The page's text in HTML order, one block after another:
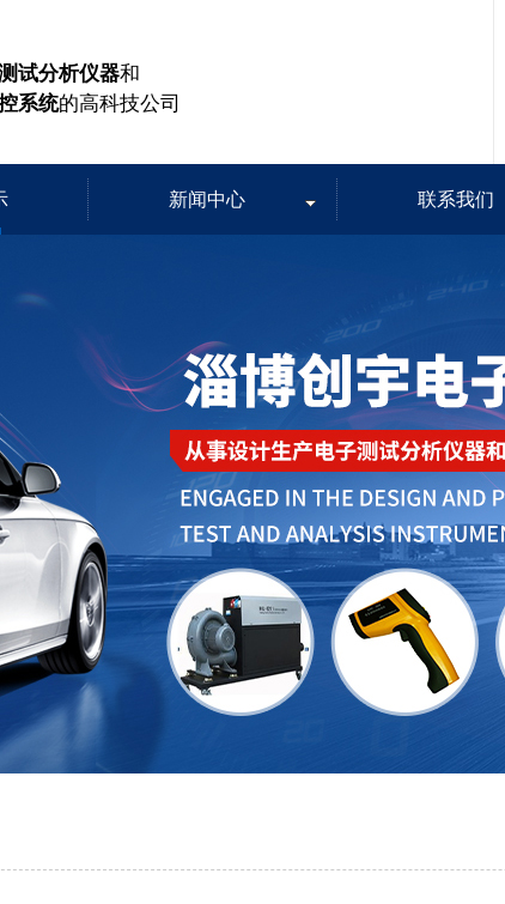
试分析仪器和
系统的高科技公司
新闻中心 联系我们